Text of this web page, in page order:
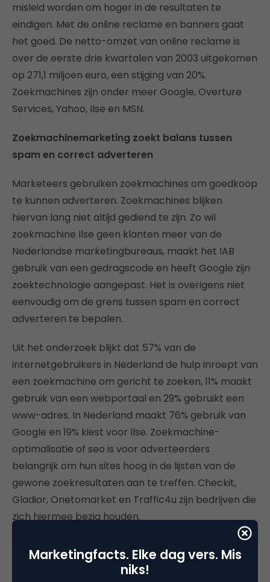
misleid worden om hoger in de resultaten te
eindigen. Met de online reclame en banners gaat
het goed. De netto-omzet van online reclame is
over de eerste drie kwartalen van 2003 uitgekomen
op 271,1 miljoen euro, een stijging van 20%.
Zoekmachines zijn onder meer Google, Overture
Services, Yahoo, Ilse en MSN.
Zoekmachinemarketing zoekt balans tussen
spam en correct adverteren
Marketeers gebruiken zoekmachines om goedkoop
te kunnen adverteren. Zoekmachines blijken
hiervan lang niet altijd gediend te zijn. Zo wil
zoekmachine Ilse geen klanten meer van de
Nederlandse marketingbureaus, maakt het IAB
gebruik van een gedragscode en heeft Google zijn
zoektechnologie aangepast. Het is overigens niet
eenvoudig om de grens tussen spam en correct
adverteren te bepalen.
Uit het onderzoek blijkt dat 57% van de
internetgebruikers in Nederland de hulp inroept van
een zoekmachine om gericht te zoeken, 11% maakt
gebruik van een webportaal en 29% gebruikt een
www-adres. In Nederland maakt 76% gebruik van
Google en 19% kiest voor Ilse. Zoekmachine-
optimalisatie of seo is voor adverteerders
belangrijk om hun sites hoog in de lijsten van de
gewone zoekresultaten aan te treffen. Checkit,
Gladior, Onetomarket en Traffic4u zijn bedrijven die
zich hiermee bezig houden.
Adfo Web & Adformatie
Marketingfacts. Elke dag vers. Mis
niks!